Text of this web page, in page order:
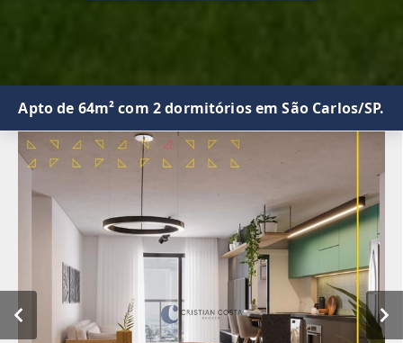
Apto de 64m² com 2 dormitórios em São Carlos/SP.